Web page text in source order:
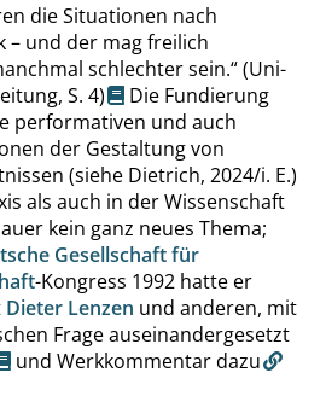
die Situationen nach
– und der mag freilich
schlechter sein.“(Uni-
S. 4)
Die Fundierung
performativen und auch
der Gestaltung von
(siehe Dietrich, 2024/i. E.)
als auch in der Wissenschaft
kein ganz neues Thema;
Gesellschaft für
-Kongress 1992 hatte er
Dieter Lenzen und anderen, mit
Frage auseinandergesetzt
undWerkkommentar dazu